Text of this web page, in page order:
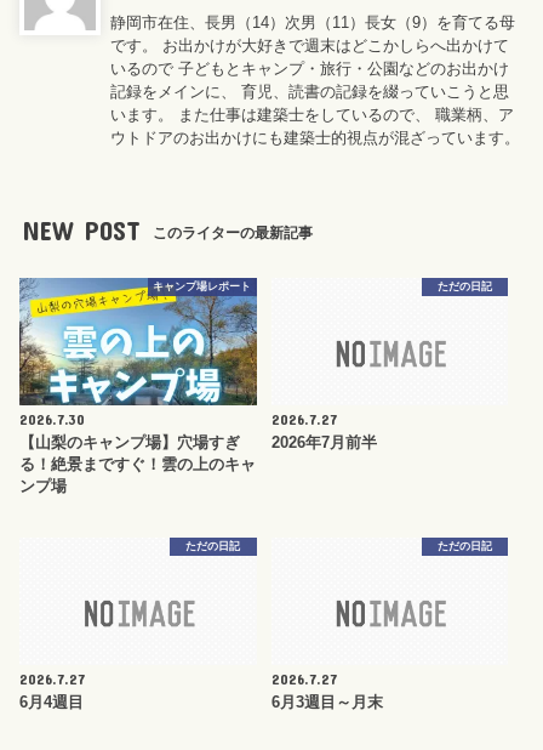
静岡市在住、長男（14）次男（11）長女（9）を育てる母
です。 お出かけが大好きで週末はどこかしらへ出かけて
いるので 子どもとキャンプ・旅行・公園などのお出かけ
記録をメインに、 育児、読書の記録を綴っていこうと思
います。 また仕事は建築士をしているので、 職業柄、ア
ウトドアのお出かけにも建築士的視点が混ざっています。
NEW POST このライターの最新記事
キャンプ場レポート
2026.7.30
【山梨のキャンプ場】穴場すぎ
る！絶景まですぐ！雲の上のキャ
ンプ場
ただの日記
2026.7.27
2026年7月前半
ただの日記
2026.7.27
6月4週目
ただの日記
2026.7.27
6月3週目～月末